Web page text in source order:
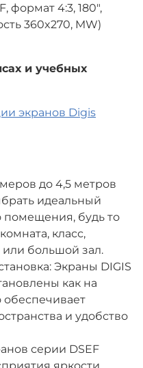
формат 4:3, 180",
360x270, MW)
и учебных
экранов Digis
до 4,5 метров
идеальный
помещения, будь то
класс,
большой зал.
Экраны DIGIS
как на
обеспечивает
и удобство
серии DSEF